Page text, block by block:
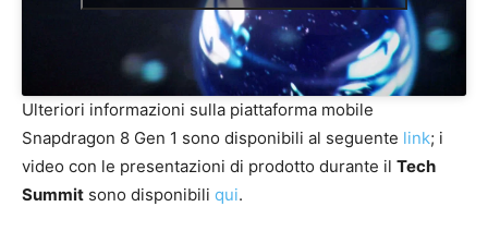
Ulteriori informazioni sulla piattaforma mobile
Snapdragon 8 Gen 1 sono disponibili al seguente link; i
video con le presentazioni di prodotto durante il Tech
Summit sono disponibili qui.